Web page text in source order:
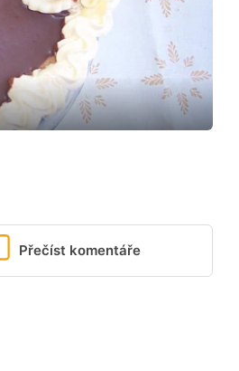
Přečíst komentáře